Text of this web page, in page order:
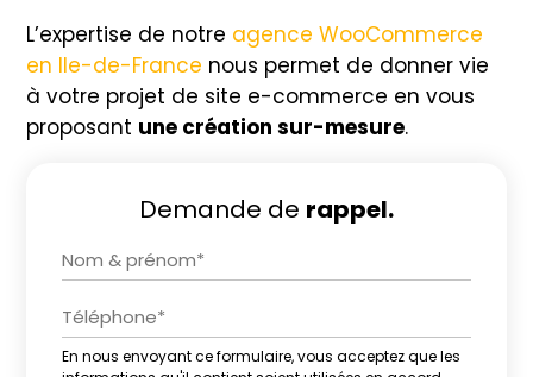
L’expertise de notre agence WooCommerce
en Ile-de-France nous permet de donner vie
à votre projet de site e-commerce en vous
proposant une création sur-mesure.
Demande de rappel.
En nous envoyant ce formulaire, vous acceptez que les
Alternative: